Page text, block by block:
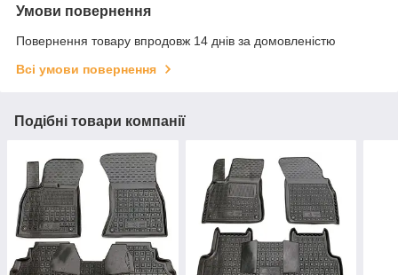
Умови повернення
Повернення товару впродовж 14 днів за домовленістю
Всі умови повернення
Подібні товари компанії